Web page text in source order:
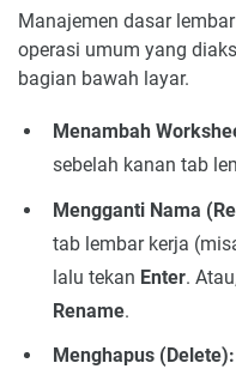
Manajemen dasar
operasi umum yang
bagian bawah layar.
Menambah
sebelah kanan tab
Mengganti Nama
tab lembar kerja
lalu tekan Enter.
Rename.
Menghapus (Delete):